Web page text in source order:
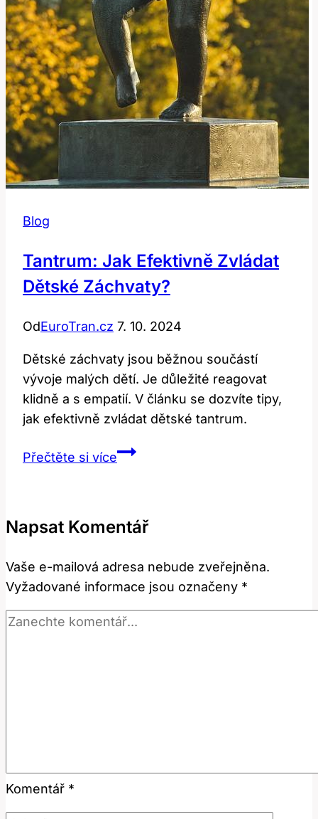
Blog
Tantrum: Jak Efektivně Zvládat
Dětské Záchvaty?
OdEuroTran.cz 7. 10. 2024
Dětské záchvaty jsou běžnou součástí
vývoje malých dětí. Je důležité reagovat
klidně a s empatií. V článku se dozvíte tipy,
jak efektivně zvládat dětské tantrum.
Přečtěte si víceTantrum:
Dětské
Napsat Komentář
Vaše e-mailová adresa nebude zveřejněna.
Vyžadované informace jsou označeny *
Komentář *